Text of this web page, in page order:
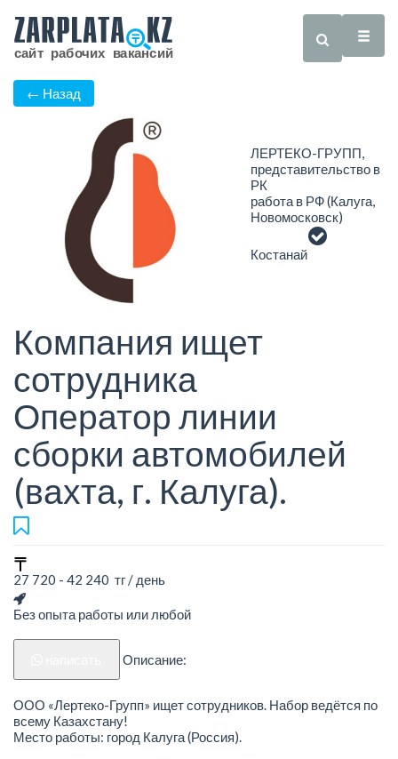
← Назад
ЛЕРТЕКО-ГРУПП,
представительство в
РК
работа в РФ (Калуга,
Новомосковск)
Костанай
Компания ищет
сотрудника
Оператор линии
сборки автомобилей
(вахта, г. Калуга).
27 720 - 42 240 тг / день
Без опыта работы или любой
Описание:
ООО «Лертеко-Групп» ищет сотрудников. Набор ведётся по
всему Казахстану!
Место работы: город Калуга (Россия).